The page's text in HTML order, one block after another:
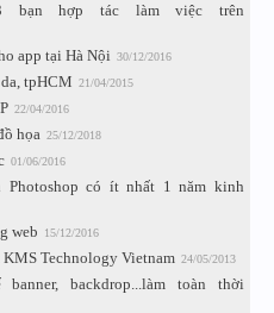
bạn hợp tác làm việc trên
app tại Hà Nội 30/12/2016
tpHCM 21/04/2015
22/04/2016
họa 25/12/2018
01/06/2016
Photoshop có ít nhất 1 năm kinh
web 15/12/2016
KMS Technology Vietnam 24/05/2013
backdrop...làm toàn thời